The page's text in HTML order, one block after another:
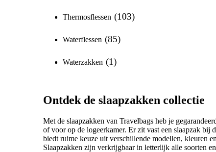
Thermosflessen 103
Waterflessen 85
Waterzakken 1
Ontdek de slaapzakken collectie
Met de slaapzakken van Travelbags heb je
of voor op de logeerkamer. Er zit vast een slaapzak bij
biedt ruime keuze uit verschillende modellen, kleuren
Slaapzakken zijn verkrijgbaar in letterlijk alle soorten